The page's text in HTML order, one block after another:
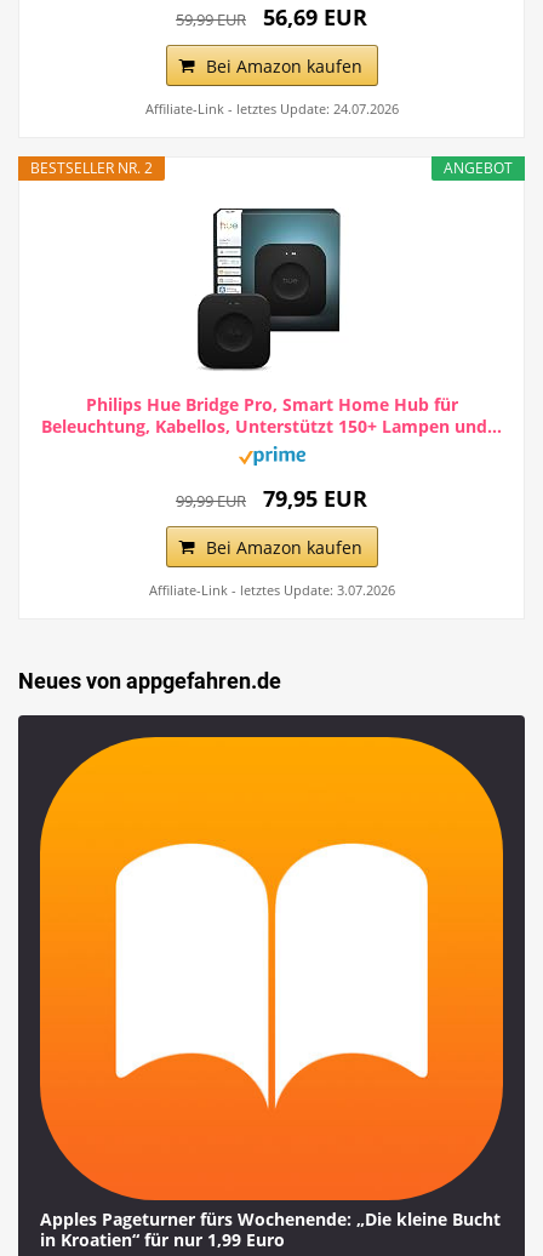
59,99 EUR 56,69 EUR
Bei Amazon kaufen
Affiliate-Link - letztes Update: 24.07.2026
ANGEBOT
BESTSELLER NR. 2
Philips Hue Bridge Pro, Smart Home Hub für
Beleuchtung, Kabellos, Unterstützt 150+ Lampen und...
99,99 EUR 79,95 EUR
Bei Amazon kaufen
Affiliate-Link - letztes Update: 3.07.2026
Neues von appgefahren.de
Apples Pageturner fürs Wochenende: „Die kleine Bucht
in Kroatien“ für nur 1,99 Euro